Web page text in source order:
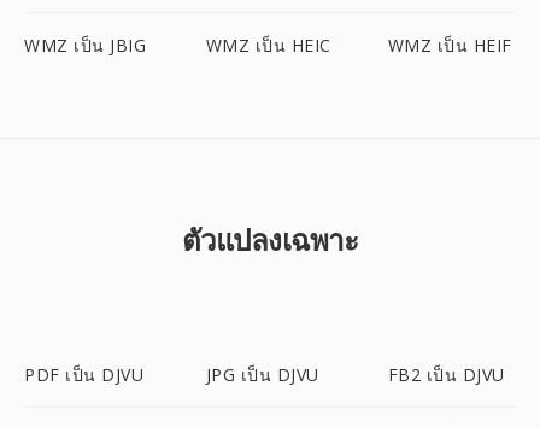
WMZ เป็น JBIG WMZ เป็น HEIC WMZ เป็น HEIF
ตัวแปลงเฉพาะ
PDF เป็น DJVU JPG เป็น DJVU FB2 เป็น DJVU